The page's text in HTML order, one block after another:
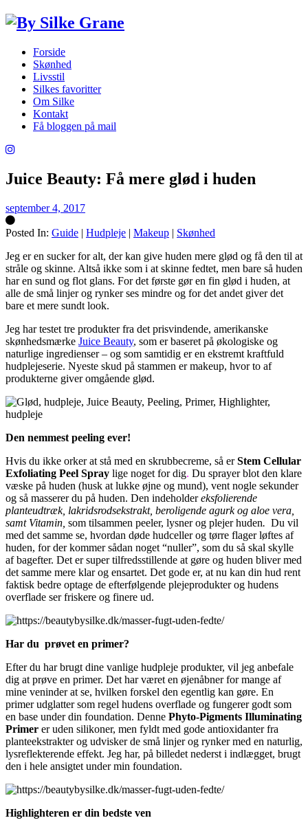
Forside
Skønhed
Livsstil
Silkes favoritter
Om Silke
Kontakt
Få bloggen på mail
Juice Beauty: Få mere glød i huden
september 4, 2017
Posted In: Guide | Hudpleje | Makeup | Skønhed
Jeg er en sucker for alt, der kan give huden mere glød og få den til at
stråle og skinne. Altså ikke som i at skinne fedtet, men bare så huden
har en sund og flot glans. For det første gør en fin glød i huden, at
alle de små linjer og rynker ses mindre og for det andet giver det
bare et mere sundt look.
Jeg har testet tre produkter fra det prisvindende, amerikanske
skønhedsmærke Juice Beauty, som er baseret på økologiske og
naturlige ingredienser – og som samtidig er en ekstremt kraftfuld
hudplejeserie. Nyeste skud på stammen er makeup, hvor to af
produkterne giver omgående glød.
Den nemmest peeling ever!
Hvis du ikke orker at stå med en skrubbecreme, så erStem Cellular
Exfoliating Peel Spray lige noget for dig. Du sprayer blot den klare
væske på huden (husk at lukke øjne og mund), vent nogle sekunder
og så masserer du på huden. Den indeholdereksfolierende
planteudtræk, lakridsrodsekstrakt, beroligende agurk og aloe vera,
samt Vitamin, som tilsammen peeler, lysner og plejer huden. Du vil
med det samme se, hvordan døde hudceller og tørre flager løftes af
huden, for der kommer sådan noget “nuller”, som du så skal skylle
af bagefter. Det er super tilfredsstillende at gøre og huden bliver med
det samme mere klar og ensartet. Det gode er, at nu kan din hud rent
faktisk bedre optage de efterfølgende plejeprodukter og hudens
overflade ser friskere og finere ud.
Har du prøvet en primer?
Efter du har brugt dine vanlige hudpleje produkter, vil jeg anbefale
dig at prøve en primer. Det har været en øjenåbner for mange af
mine veninder at se, hvilken forskel den egentlig kan gøre. En
primer udglatter som regel hudens overflade og fungerer godt som
en base under din foundation. Denne Phyto-Pigments Illuminating
Primer er uden silikoner, men fyldt med gode antioxidanter fra
planteekstrakter og udvisker de små linjer og rynker med en naturlig,
lysreflekterende effekt. Jeg har, på billedet nederst i indlægget, brugt
den i hele ansigtet under min foundation.
Highlighteren er din bedste ven